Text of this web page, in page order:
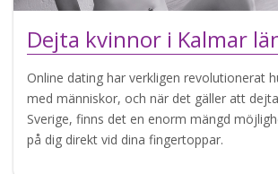
Dejta kvinnor i Kalmar
Online dating har verkligen revolutionerat
med människor, och när det gäller att
Sverige, finns det en enorm mängd
på dig direkt vid dina fingertoppar.